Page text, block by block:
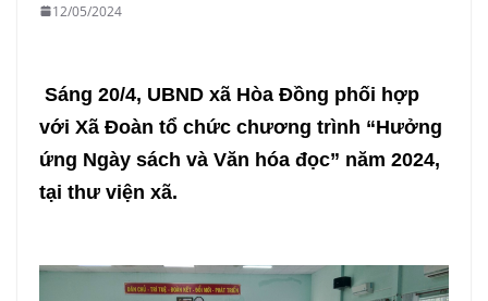
12/05/2024
Sáng 20/4, UBND xã Hòa Đồng phối hợp
với Xã Đoàn tổ chức chương trình “Hưởng
ứng Ngày sách và Văn hóa đọc” năm 2024,
tại thư viện xã.